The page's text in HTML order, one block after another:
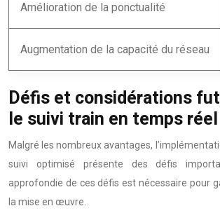
Amélioration de la ponctualité
Augmentation de la capacité du réseau
Défis et considérations
le suivi train en temps réel
Malgré les nombreux avantages,
suivi optimisé présente des défis
approfondie de ces défis est nécessaire pour
la mise en œuvre.